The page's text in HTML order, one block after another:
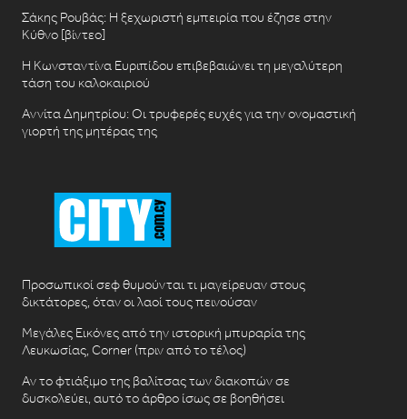
Σάκης Ρουβάς: Η ξεχωριστή εμπειρία που έζησε στην
Κύθνο [βίντεο]
Η Κωνσταντίνα Ευριπίδου επιβεβαιώνει τη μεγαλύτερη
τάση του καλοκαιριού
Αννίτα Δημητρίου: Οι τρυφερές ευχές για την ονομαστική
γιορτή της μητέρας της
Προσωπικοί σεφ θυμούνται τι μαγείρευαν στους
δικτάτορες, όταν οι λαοί τους πεινούσαν
Μεγάλες Εικόνες από την ιστορική μπυραρία της
Λευκωσίας, Corner (πριν από το τέλος)
Αν το φτιάξιμο της βαλίτσας των διακοπών σε
δυσκολεύει, αυτό το άρθρο ίσως σε βοηθήσει